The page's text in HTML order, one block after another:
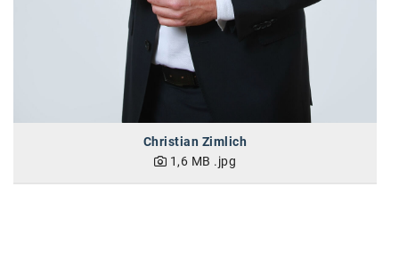
Christian Zimlich
1,6 MB .jpg